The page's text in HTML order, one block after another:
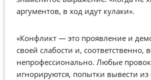
аргументов, в ход идут кулаки».
«Конфликт — это проявление и
своей слабости и, соответственно,
непрофессионально. Любые
игнорируются, попытки вывести из